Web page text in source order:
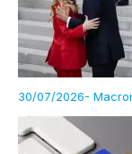
30/07/2026-